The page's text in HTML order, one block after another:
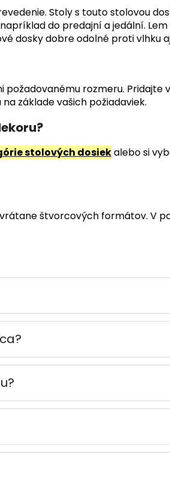
Stoly s touto stolovou
do predajní a jedální.
dosky dobre odolné proti vlhku
požadovanému rozmeru.
základe vašich požiadaviek.
stolových dosiekalebo si
vrátane štvorcových formátov. V